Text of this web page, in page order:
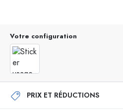
Votre configuration
PRIX ET RÉDUCTIONS